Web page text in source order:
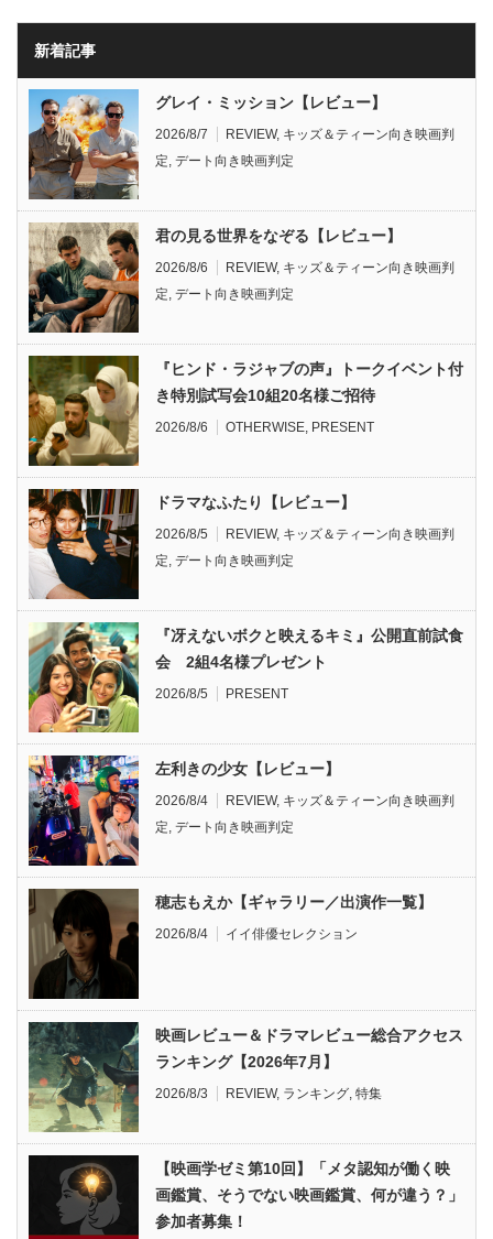
新着記事
グレイ・ミッション【レビュー】
2026/8/7 REVIEW, キッズ＆ティーン向き映画判
定 デート向き映画判定
君の見る世界をなぞる【レビュー】
2026/8/6 REVIEW, キッズ＆ティーン向き映画判
定 デート向き映画判定
『ヒンド・ラジャブの声』トークイベント付
き特別試写会10組20名様ご招待
2026/8/6 OTHERWISE PRESENT
ドラマなふたり【レビュー】
2026/8/5 REVIEW, キッズ＆ティーン向き映画判
定 デート向き映画判定
『冴えないボクと映えるキミ』公開直前試食
会 2組4名様プレゼント
2026/8/5 PRESENT
左利きの少女【レビュー】
2026/8/4 REVIEW, キッズ＆ティーン向き映画判
定 デート向き映画判定
穂志もえか【ギャラリー／出演作一覧】
2026/8/4 イイ俳優セレクション
映画レビュー＆ドラマレビュー総合アクセス
ランキング【2026年7月】
2026/8/3 REVIEW, ランキング 特集
【映画学ゼミ第10回】「メタ認知が働く映
画鑑賞、そうでない映画鑑賞、何が違う？」
参加者募集！